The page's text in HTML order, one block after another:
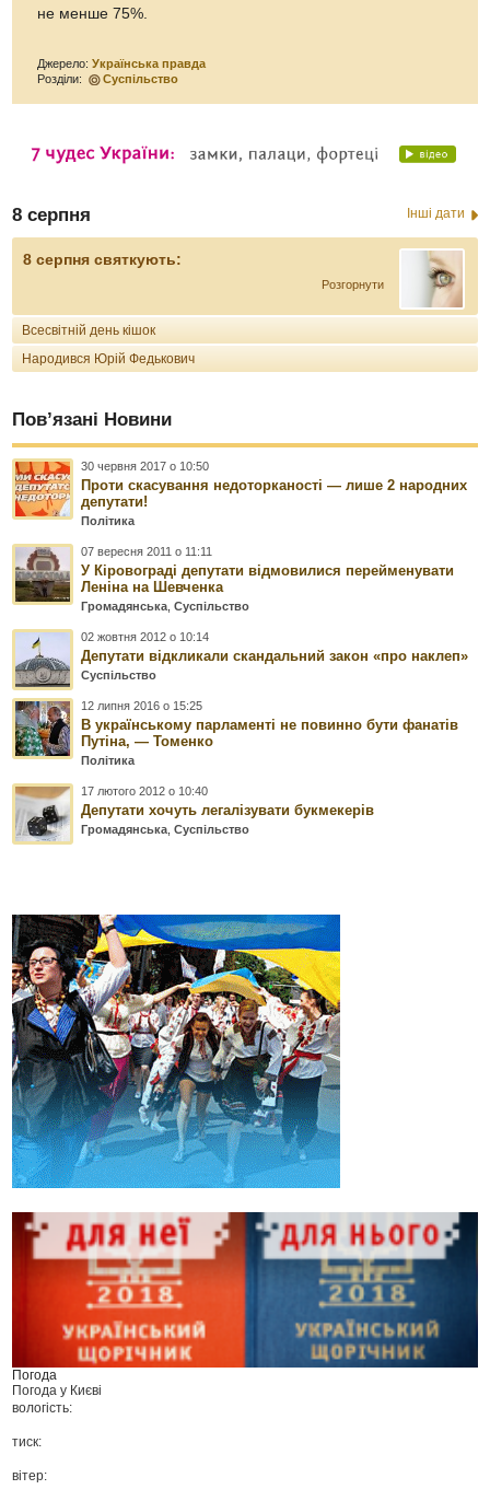
не менше 75%.
Джерело:Українська правда
Розділи:
Суспільство
8 серпня Інші дати
8 серпня святкують:
Розгорнути
Всесвітній день кішок
Народився Юрій Федькович
Пов’язані Новини
30 червня 2017 о 10:50
Проти скасування недоторканості — лише 2 народних
депутати!
Політика
07 вересня 2011 о 11:11
У Кіровограді депутати відмовилися перейменувати
Леніна на Шевченка
Громадянська,Суспільство
02 жовтня 2012 о 10:14
Депутати відкликали скандальний закон «про наклеп»
Суспільство
12 липня 2016 о 15:25
В українському парламенті не повинно бути фанатів
Путіна, — Томенко
Політика
17 лютого 2012 о 10:40
Депутати хочуть легалізувати букмекерів
Громадянська,Суспільство
Погода
Погода у Києві
вологість:
тиск:
вітер: